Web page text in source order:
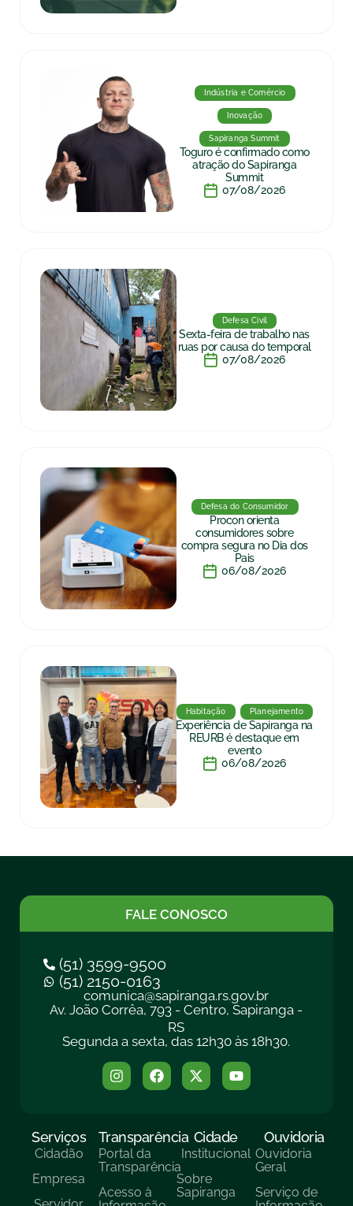
Indústria e Comércio
Inovação
Sapiranga Summit
Toguro é confirmado como
atração do Sapiranga
Summit
07/08/2026
Defesa Civil
Sexta-feira de trabalho nas
ruas por causa do temporal
07/08/2026
Defesa do Consumidor
Procon orienta
consumidores sobre
compra segura no Dia dos
Pais
06/08/2026
Habitação Planejamento
Experiência de Sapiranga na
REURB é destaque em
evento
06/08/2026
FALE CONOSCO
(51) 3599-9500
(51) 2150-0163
comunica@sapiranga.rs.gov.br
Av. João Corrêa, 793 - Centro, Sapiranga -
RS
Segunda a sexta, das 12h30 às 18h30.
Serviços
Cidadão
Empresa
Transparência
Portal da
Transparência
Acesso à
Cidade
Institucional
Sobre
Sapiranga
Ouvidoria
Ouvidoria
Geral
Serviço de